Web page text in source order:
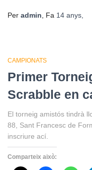
Per admin , Fa 14 anys
CAMPIONATS
Primer
Scrabble en
El torneig amistós tindrà
88, Sant Francesc de
inscriure ací.
Comparteix això: